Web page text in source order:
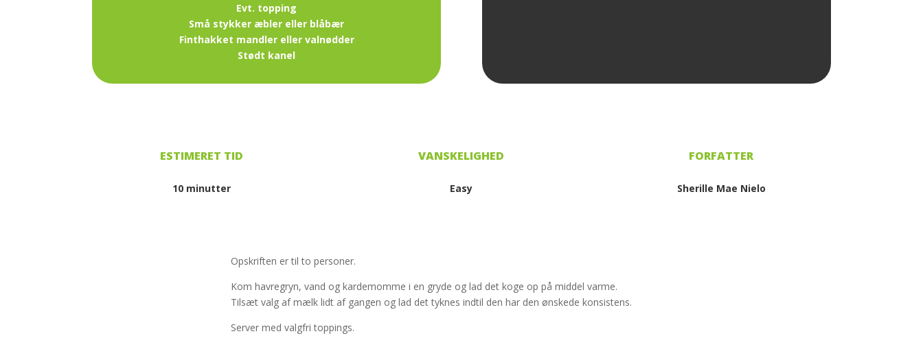
Evt. topping
Små stykker æbler eller blåbær
Finthakket mandler eller valnødder
Stødt kanel
10 minutter Easy Sherille Mae Nielo
Opskriften er til to personer.
Kom havregryn, vand og kardemomme i en gryde og lad det koge op på middel varme.
Tilsæt valg af mælk lidt af gangen og lad det tyknes indtil den har den ønskede konsistens.
Server med valgfri toppings.